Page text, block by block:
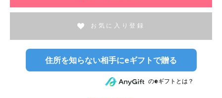
お気に入り登録
住所を知らない相手にeギフトで贈る
のeギフトとは？